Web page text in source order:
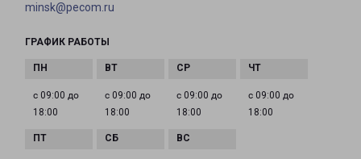
minsk@pecom.ru
ГРАФИК РАБОТЫ
с 09:00 до
18:00
с 09:00 до
18:00
с 09:00 до
18:00
с 09:00 до
18:00